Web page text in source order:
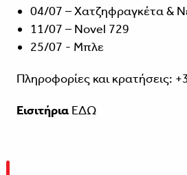
04/07 – Χατζηφραγκέτα &
11/07 – Novel 729
25/07 - Mπλε
Πληροφορίες και κρατήσεις:
Eισιτήρια ΕΔΩ